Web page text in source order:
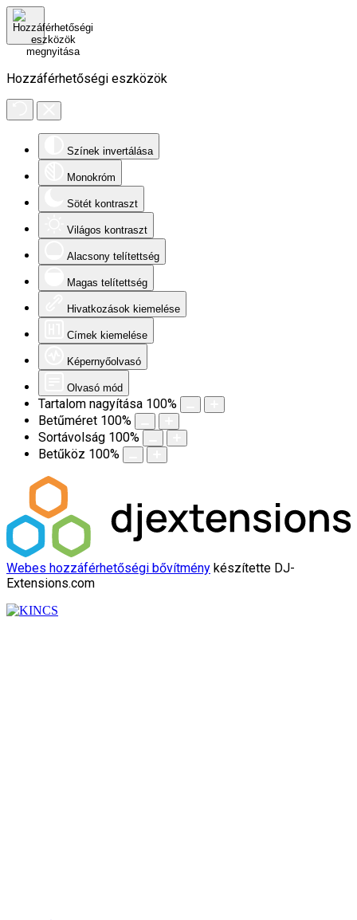
Hozzáférhetőségi eszközök
Színek invertálása
Monokróm
Sötét kontraszt
Világos kontraszt
Alacsony telítettség
Magas telítettség
Hivatkozások kiemelése
Címek kiemelése
Képernyőolvasó
Olvasó mód
Tartalom nagyítása 100%
Betűméret 100%
Sortávolság 100%
Betűköz 100%
Webes hozzáférhetőségi bővítmény készítette DJ-
Extensions.com